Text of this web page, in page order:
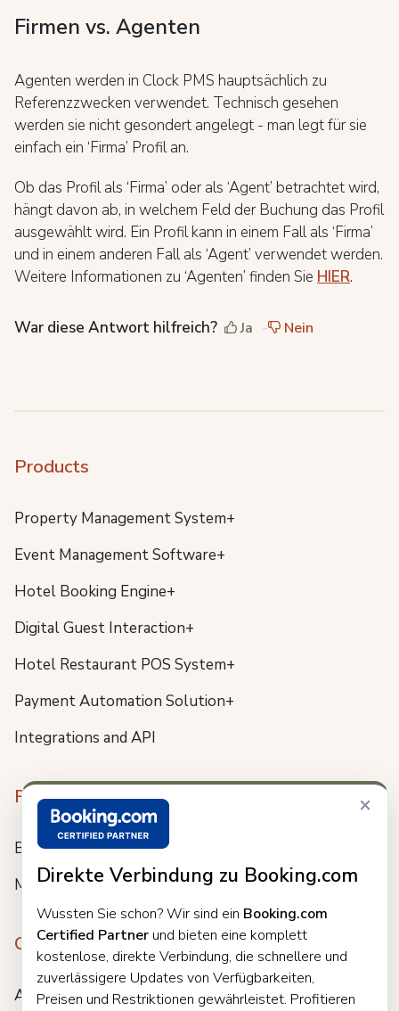
×
Direkte Verbindung zu Booking.com
Wussten Sie schon? Wir sind ein Booking.com
Certified Partnerund bieten eine komplett
kostenlose, direkte Verbindung, die schnellere und
zuverlässigere Updates von Verfügbarkeiten,
Preisen und Restriktionen gewährleistet. Profitieren
Firmen vs. Agenten
Agenten werden in Clock PMS hauptsächlich zu
Referenzzwecken verwendet. Technisch gesehen
werden sie nicht gesondert angelegt - man legt für sie
einfach ein ‘Firma’ Profil an.
Ob das Profil als ‘Firma’ oder als ‘Agent’ betrachtet wird,
hängt davon ab, in welchem Feld der Buchung das Profil
ausgewählt wird. Ein Profil kann in einem Fall als ‘Firma’
und in einem anderen Fall als ‘Agent’ verwendet werden.
Weitere Informationen zu ‘Agenten’ finden Sie HIER.
War diese Antwort hilfreich? Ja Nein
Products
Property Management System+
Event Management Software+
Hotel Booking Engine+
Digital Guest Interaction+
Hotel Restaurant POS System+
Payment Automation Solution+
Integrations and API
Resources
Blog
Meet us
Company
About